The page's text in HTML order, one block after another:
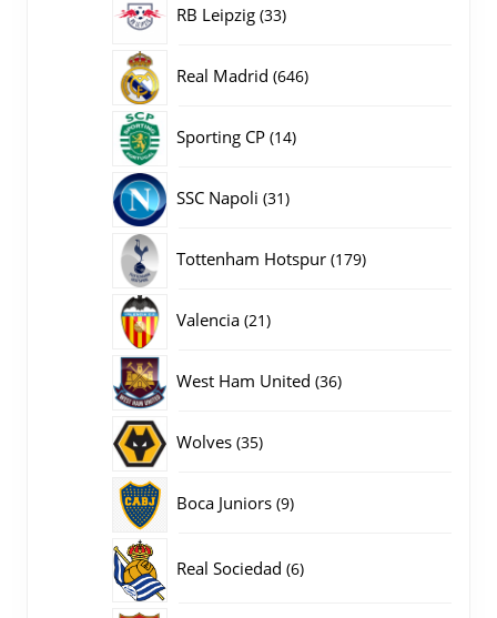
RB Leipzig 3333
Real Madrid 646646
Sporting CP 1414
SSC Napoli 3131
Tottenham Hotspur 179179
Valencia 2121
West Ham United 3636
Wolves 3535
Boca Juniors 99
Real Sociedad 66